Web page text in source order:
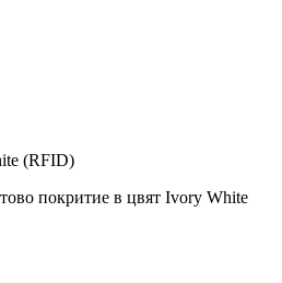
(RFID)
покритие в цвят Ivory White